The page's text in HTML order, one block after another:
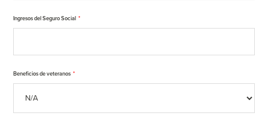
Ingresos del Seguro Social *
Beneficios de veteranos *